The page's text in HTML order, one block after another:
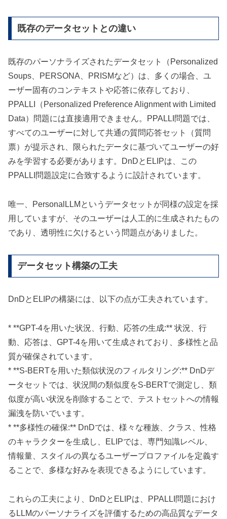
既存のデータセットとの違い
既存のパーソナライズされたデータセット（Personalized
Soups、PERSONA、PRISMなど）は、多くの場合、ユ
ーザー固有のコンテキストや応答に依存しており、
PPALLI（Personalized Preference Alignment with Limited
Data）問題には直接適用できません。PPALLI問題では、
すべてのユーザーに対して共通の質問応答セット（質問
票）が提示され、限られたデータに基づいてユーザーの好
みを学習する必要があります。DnDとELIPは、この
PPALLI問題設定に合致するように設計されています。
唯一、PersonalLLMというデータセットが同様の設定を採
用していますが、そのユーザーは人工的に生成されたもの
であり、透明性に欠けるという問題点がありました。
データセット構築の工夫
DnDとELIPの構築には、以下の点が工夫されています。
* **GPT-4を用いた状況、行動、応答の生成:** 状況、行
動、応答は、GPT-4を用いて生成されており、多様性と品
質が確保されています。
* **S-BERTを用いた類似状況のフィルタリング:** DnDデ
ータセットでは、状況間の類似度をS-BERTで測定し、類
似度が高い状況を削除することで、テストセットへの情報
漏洩を防いでいます。
* **多様性の確保:** DnDでは、様々な種族、クラス、性格
のキャラクターを生成し、ELIPでは、専門知識レベル、
情報量、スタイルの異なるユーザープロファイルを定義す
ることで、多様な好みを表現できるようにしています。
これらの工夫により、DnDとELIPは、PPALLI問題におけ
るLLMのパーソナライズを評価するための高品質なデータ